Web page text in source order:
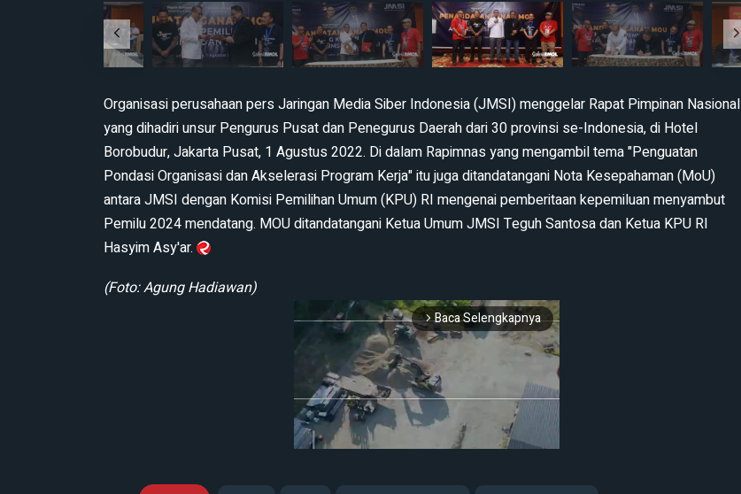
Organisasi perusahaan pers Jaringan Media Siber Indonesia (JMSI) menggelar Rapat Pimpinan Nasional
yang dihadiri unsur Pengurus Pusat dan Penegurus Daerah dari 30 provinsi se-Indonesia, di Hotel
Borobudur, Jakarta Pusat, 1 Agustus 2022. Di dalam Rapimnas yang mengambil tema "Penguatan
Pondasi Organisasi dan Akselerasi Program Kerja" itu juga ditandatangani Nota Kesepahaman (MoU)
antara JMSI dengan Komisi Pemilihan Umum (KPU) RI mengenai pemberitaan kepemiluan menyambut
Pemilu 2024 mendatang. MOU ditandatangani Ketua Umum JMSI Teguh Santosa dan Ketua KPU RI
Hasyim Asy'ar.
(Foto: Agung Hadiawan)
arrow_forward_ios Baca Selengkapnya